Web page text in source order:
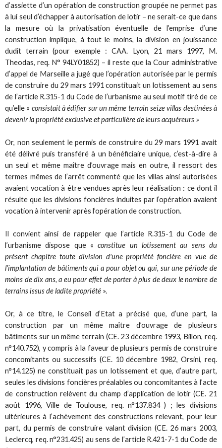
d’assiette d’un opération de construction groupée ne permet pas
à lui seul d’échapper à autorisation de lotir – ne serait-ce que dans
la mesure où la privatisation éventuelle de l’emprise d’une
construction implique, à tout le moins, la division en jouissance
dudit terrain (pour exemple : CAA. Lyon, 21 mars 1997, M.
Theodas, req. N° 94LY01852) – il reste que la Cour administrative
d’appel de Marseille a jugé que l’opération autorisée par le permis
de construire du 29 mars 1991 constituait un lotissement au sens
de l’article R.315-1 du Code de l’urbanisme au seul motif tiré de ce
qu’elle « consistait à édifier sur un même terrain seize villas destinées à
devenir la propriété exclusive et particulière de leurs acquéreurs »
Or, non seulement le permis de construire du 29 mars 1991 avait
été délivré puis transféré à un bénéficiaire unique, c’est-à-dire à
un seul et même maître d’ouvrage mais en outre, il ressort des
termes mêmes de l’arrêt commenté que les villas ainsi autorisées
avaient vocation à être vendues après leur réalisation : ce dont il
résulte que les divisions foncières induites par l’opération avaient
vocation à intervenir après l’opération de construction.
Il convient ainsi de rappeler que l’article R.315-1 du Code de
l’urbanisme dispose que «constitue un lotissement au sens du
présent chapitre toute division d'une propriété foncière en vue de
l'implantation de bâtiments qui a pour objet ou qui, sur une période de
moins de dix ans, a eu pour effet de porter à plus de deux le nombre de
terrains issus de ladite propriété ».
Or, à ce titre, le Conseil d’Etat a précisé que, d’une part, la
construction par un même maître d’ouvrage de plusieurs
bâtiments sur un même terrain (CE. 23 décembre 1993, Billon, req.
n°140.752), y compris à la faveur de plusieurs permis de construire
concomitants ou successifs (CE. 10 décembre 1982, Orsini, req.
n°14.125) ne constituait pas un lotissement et que, d’autre part,
seules les divisions foncières préalables ou concomitantes à l’acte
de construction relèvent du champ d’application de lotir (CE. 21
août 1996, Ville de Toulouse, req. n°137.834 ) ; les divisions
ultérieures à l’achèvement des constructions relevant, pour leur
part, du permis de construire valant division (CE. 26 mars 2003,
Leclercq, req. n°231.425) au sens de l’article R.421-7-1 du Code de